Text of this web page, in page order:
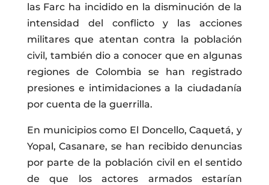
las Farc ha incidido en la disminución de la
intensidad del conflicto y las acciones
militares que atentan contra la población
civil, también dio a conocer que en algunas
regiones de Colombia se han registrado
presiones e intimidaciones a la ciudadanía
por cuenta de la guerrilla.
En municipios como El Doncello, Caquetá, y
Yopal, Casanare, se han recibido denuncias
por parte de la población civil en el sentido
de que los actores armados estarían